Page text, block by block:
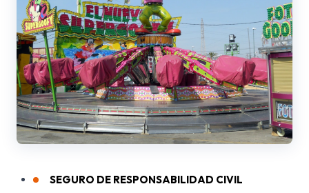
SEGURO DE RESPONSABILIDAD CIVIL